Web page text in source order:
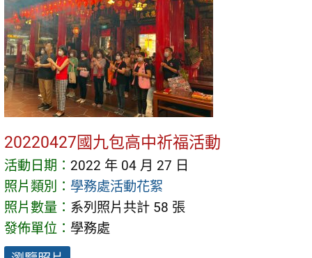
20220427國九包高中祈福活動
活動日期： 2022 年 04 月 27 日
照片類別： 學務處活動花絮
照片數量： 系列照片共計 58 張
發佈單位： 學務處